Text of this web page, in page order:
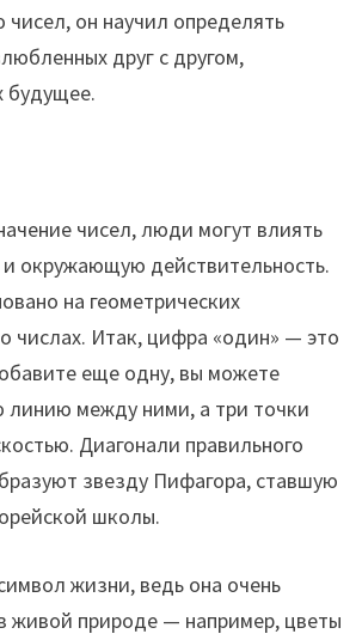
чисел, он научил определять
друг с другом,
будущее.
чисел, люди могут влиять
окружающую действительность.
на геометрических
числах. Итак, цифра «один» — это
еще одну, вы можете
линию между ними, а три точки
Диагонали правильного
звезду Пифагора, ставшую
школы.
жизни, ведь она очень
живой природе — например, цветы